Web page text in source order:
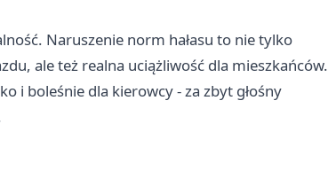
Naruszenie norm hałasu to nie tylko
ale też realna uciążliwość dla mieszkańców.
i boleśnie dla kierowcy - za zbyt głośny